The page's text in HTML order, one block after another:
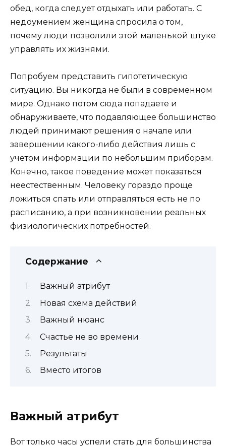
обед, когда следует отдыхать или работать. С
недоумением женщина спросила о том,
почему люди позволили этой маленькой штуке
управлять их жизнями.
Попробуем представить гипотетическую
ситуацию. Вы никогда не были в современном
мире. Однако потом сюда попадаете и
обнаруживаете, что подавляющее большинство
людей принимают решения о начале или
завершении какого-либо действия лишь с
учетом информации по небольшим приборам.
Конечно, такое поведение может показаться
неестественным. Человеку гораздо проще
ложиться спать или отправляться есть не по
расписанию, а при возникновении реальных
физиологических потребностей.
Содержание
Важный атрибут
Новая схема действий
Важный нюанс
Счастье не во времени
Результаты
Вместо итогов
Важный атрибут
Вот только часы успели стать для большинства